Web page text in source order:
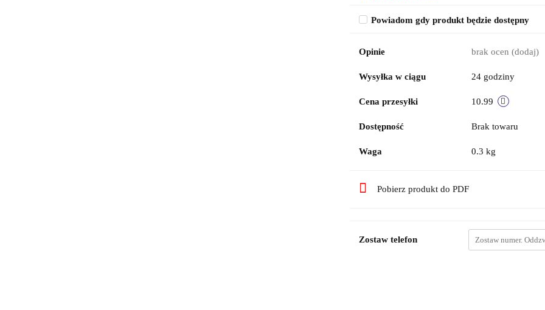
Powiadom gdy produkt będzie dostępny
Opinie brak ocen (dodaj)
Wysyłka w ciągu 24 godziny
Cena przesyłki 10.99
Dostępność Brak towaru
Waga 0.3 kg
Pobierz produkt do PDF
Zostaw telefon